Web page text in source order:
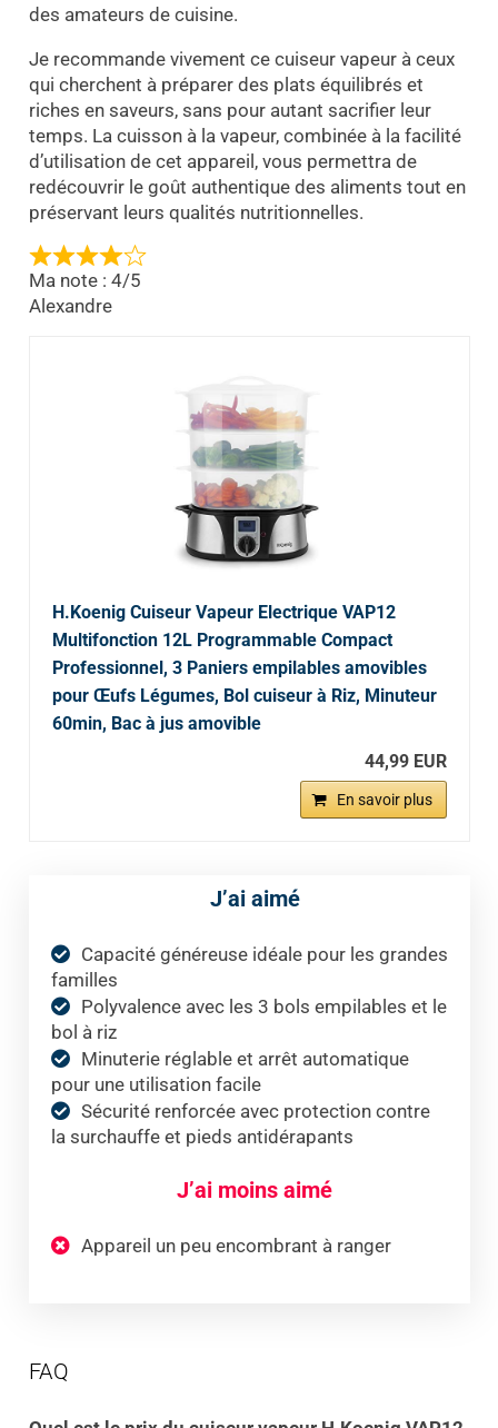
des amateurs de cuisine.
Je recommande vivement ce cuiseur vapeur à ceux
qui cherchent à préparer des plats équilibrés et
riches en saveurs, sans pour autant sacrifier leur
temps. La cuisson à la vapeur, combinée à la facilité
d’utilisation de cet appareil, vous permettra de
redécouvrir le goût authentique des aliments tout en
préservant leurs qualités nutritionnelles.
Ma note : 4/5
Alexandre
H.Koenig Cuiseur Vapeur Electrique VAP12
Multifonction 12L Programmable Compact
Professionnel, 3 Paniers empilables amovibles
pour Œufs Légumes, Bol cuiseur à Riz, Minuteur
60min, Bac à jus amovible
44,99 EUR
En savoir plus
J’ai aimé
Capacité généreuse idéale pour les grandes
familles
Polyvalence avec les 3 bols empilables et le
bol à riz
Minuterie réglable et arrêt automatique
pour une utilisation facile
Sécurité renforcée avec protection contre
la surchauffe et pieds antidérapants
J’ai moins aimé
Appareil un peu encombrant à ranger
FAQ